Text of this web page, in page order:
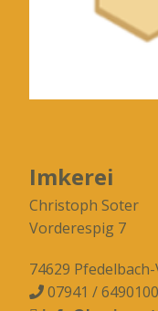
Imkerei
Christoph Soter
Vorderespig 7
74629
 07941 / 6490100